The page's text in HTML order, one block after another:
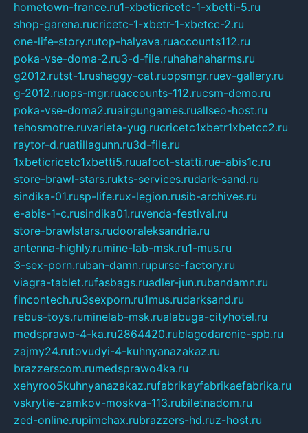
hometown-france.ru1-xbeticricetc-1-xbetti-5.ru
shop-garena.rucricetc-1-xbetr-1-xbetcc-2.ru
one-life-story.rutop-halyava.ruaccounts112.ru
poka-vse-doma-2.ru3-d-file.ruhahahaharms.ru
g2012.rutst-1.rushaggy-cat.ruopsmgr.ruev-gallery.ru
g-2012.ruops-mgr.ruaccounts-112.rucsm-demo.ru
poka-vse-doma2.ruairgungames.ruallseo-host.ru
tehosmotre.ruvarieta-yug.rucricetc1xbetr1xbetcc2.ru
raytor-d.ruatillagunn.ru3d-file.ru
1xbeticricetc1xbetti5.ruuafoot-statti.rue-abis1c.ru
store-brawl-stars.rukts-services.rudark-sand.ru
sindika-01.rusp-life.rux-legion.rusib-archives.ru
e-abis-1-c.rusindika01.ruvenda-festival.ru
store-brawlstars.rudooraleksandria.ru
antenna-highly.rumine-lab-msk.ru1-mus.ru
3-sex-porn.ruban-damn.rupurse-factory.ru
viagra-tablet.rufasbags.ruadler-jun.rubandamn.ru
fincontech.ru3sexporn.ru1mus.rudarksand.ru
rebus-toys.ruminelab-msk.rualabuga-cityhotel.ru
medsprawo-4-ka.ru2864420.rublagodarenie-spb.ru
zajmy24.rutovudyi-4-kuhnyanazakaz.ru
brazzerscom.rumedsprawo4ka.ru
xehyroo5kuhnyanazakaz.rufabrikayfabrikaefabrika.ru
vskrytie-zamkov-moskva-113.rubiletnadom.ru
zed-online.rupimchax.rubrazzers-hd.ruz-host.ru